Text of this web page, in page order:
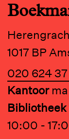
1017 BP
020 624
Kantoor
10:00 -